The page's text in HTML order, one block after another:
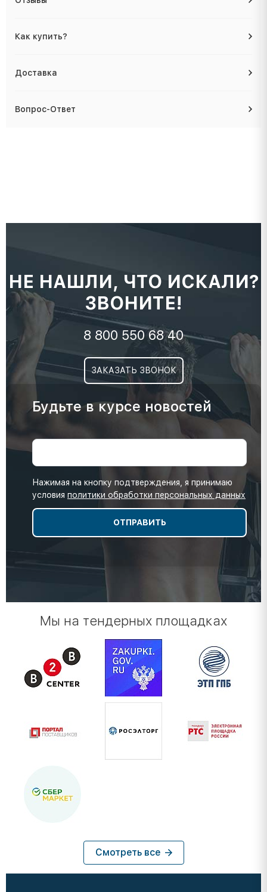
Как купить?
Доставка
Вопрос-Ответ
НЕ НАШЛИ, ЧТО ИСКАЛИ?
ЗВОНИТЕ!
8 800 550 68 40
ЗАКАЗАТЬ ЗВОНОК
Будьте в курсе новостей
Нажимая на кнопку подтверждения, я принимаю
условия политики обработки персональных данных
Мы на тендерных площадках
Смотреть все